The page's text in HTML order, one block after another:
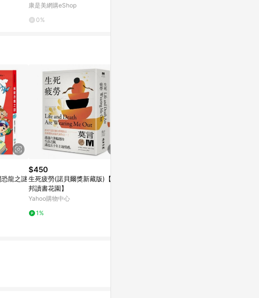
，重拾
康是美網購eShop
0%
龍之謎
$450
生死疲勞(諾貝爾獎新藏版)【城
邦讀書花園】
Yahoo購物中心
1%